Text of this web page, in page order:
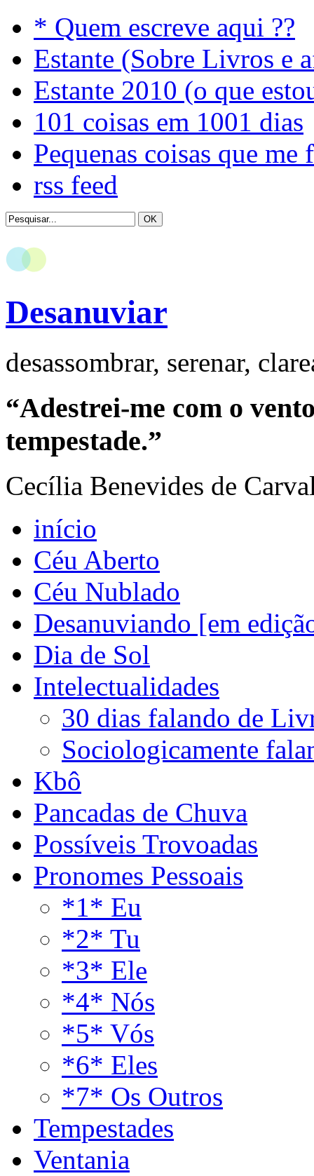
* Quem escreve aqui ??
Estante (Sobre Livros e
Estante 2010 (o que
101 coisas em 1001 dias
Pequenas coisas que me
rss feed
Desanuviar
desassombrar, serenar,
“Adestrei-me com o
tempestade.”
Cecília Benevides de
início
Céu Aberto
Céu Nublado
Desanuviando [em
Dia de Sol
Intelectualidades
30 dias falando de
Sociologicamente
Kbô
Pancadas de Chuva
Possíveis Trovoadas
Pronomes Pessoais
*1* Eu
*2* Tu
*3* Ele
*4* Nós
*5* Vós
*6* Eles
*7* Os Outros
Tempestades
Ventania